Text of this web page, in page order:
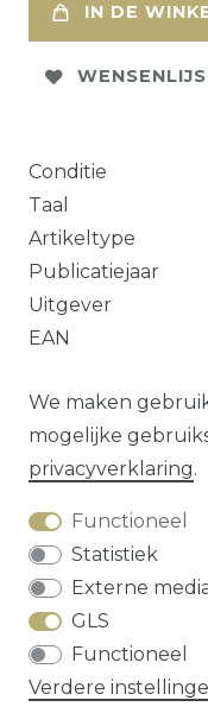
IN DE
Conditie
Taal
Artikeltype
Publicatiejaar
Uitgever
EAN
incl. cd-rom
Vraag over dit artikel?
We maken
mogelijke
privacy­verklaring.
Functioneel
Statistiek
Externe
GLS
Functioneel
Verdere